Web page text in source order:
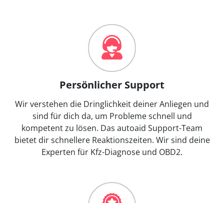
Persönlicher Support
Wir verstehen die Dringlichkeit deiner Anliegen und
sind für dich da, um Probleme schnell und
kompetent zu lösen. Das autoaid Support-Team
bietet dir schnellere Reaktionszeiten. Wir sind deine
Experten für Kfz-Diagnose und OBD2.